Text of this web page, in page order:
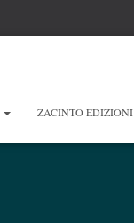
ZACINTO EDIZIONI